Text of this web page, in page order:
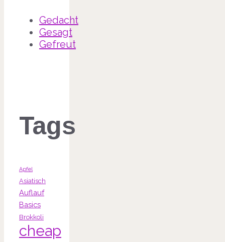
Gedacht
Gesagt
Gefreut
Tags
Apfel
Asiatisch
Auflauf
Basics
Brokkoli
cheap